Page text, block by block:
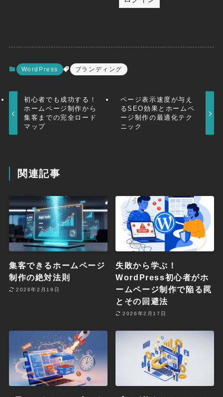
WordPress ブランディング
初心者でも成功する！
ホームページ制作から
集客までの完全ロード
マップ
ページ表示速度が与え
るSEO効果とホームペ
ージ制作の最適化テク
ニック
関連記事
集客できるホームページ
制作の絶対法則
2026年2月19日
失敗から学ぶ！
WordPress初心者がホ
ームページ制作で陥る罠
とその回避法
2026年2月17日